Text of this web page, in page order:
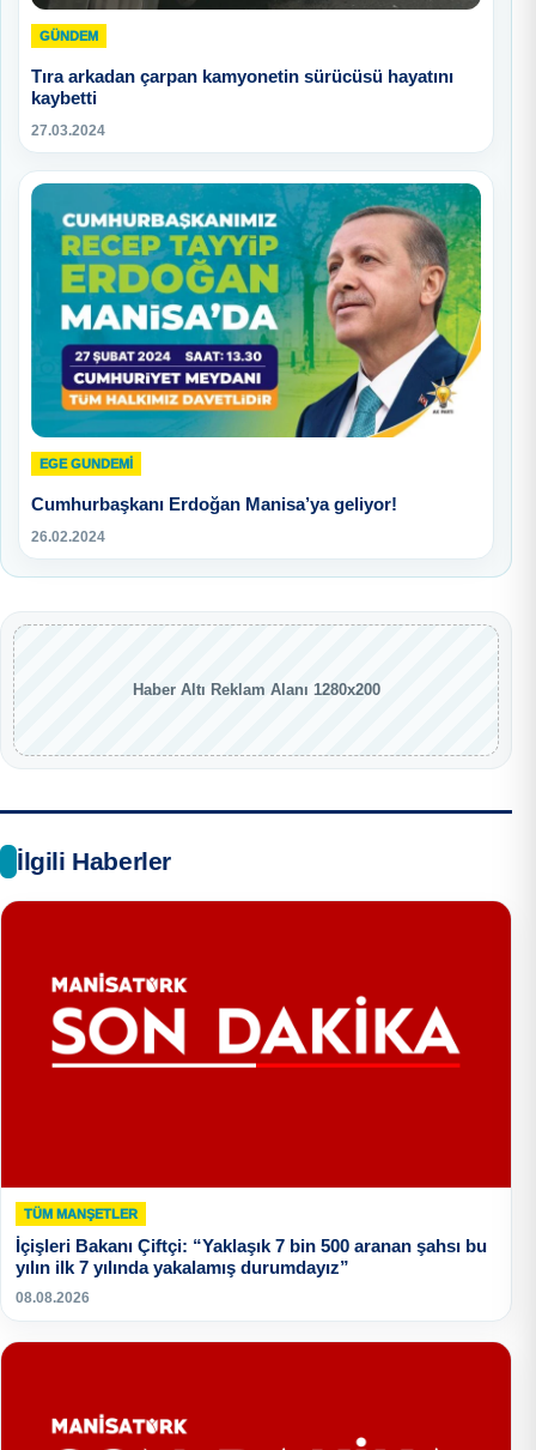
GÜNDEM
Tıra arkadan çarpan kamyonetin sürücüsü hayatını
kaybetti
27.03.2024
EGE GUNDEMİ
Cumhurbaşkanı Erdoğan Manisa’ya geliyor!
26.02.2024
Haber Altı Reklam Alanı 1280x200
İlgili Haberler
TÜM MANŞETLER
İçişleri Bakanı Çiftçi: “Yaklaşık 7 bin 500 aranan şahsı bu
yılın ilk 7 yılında yakalamış durumdayız”
08.08.2026